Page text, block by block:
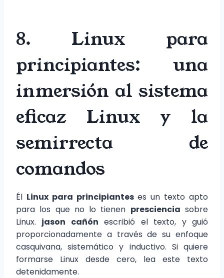
8. Linux para
principiantes: una
inmersión al sistema
eficaz Linux y la
semirrecta de
comandos
Él Linux para principianteses un texto apto
para los que no lo tienen presciencia sobre
Linux. jason cañón escribió el texto, y guió
proporcionadamente a través de su enfoque
casquivana, sistemático y inductivo. Si quiere
formarse Linux desde cero, lea este texto
detenidamente.